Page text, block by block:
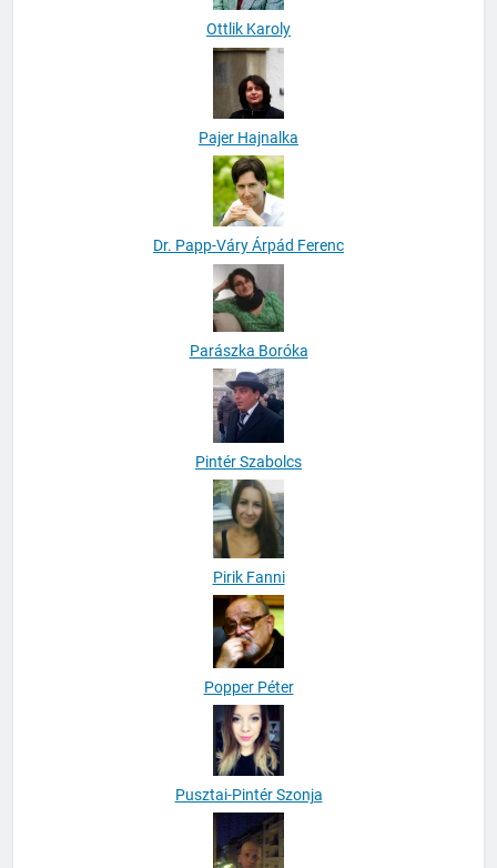
Ottlik Karoly
Pajer Hajnalka
Dr. Papp-Váry Árpád Ferenc
Parászka Boróka
Pintér Szabolcs
Pirik Fanni
Popper Péter
Pusztai-Pintér Szonja